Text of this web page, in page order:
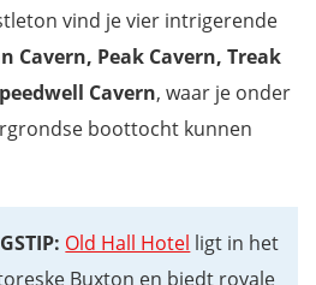
vind je vier intrigerende
Cavern, Peak Cavern, Treak
Cavern, waar je onder
boottocht kunnen
Old Hall Hotel ligt in het
Buxton en biedt royale